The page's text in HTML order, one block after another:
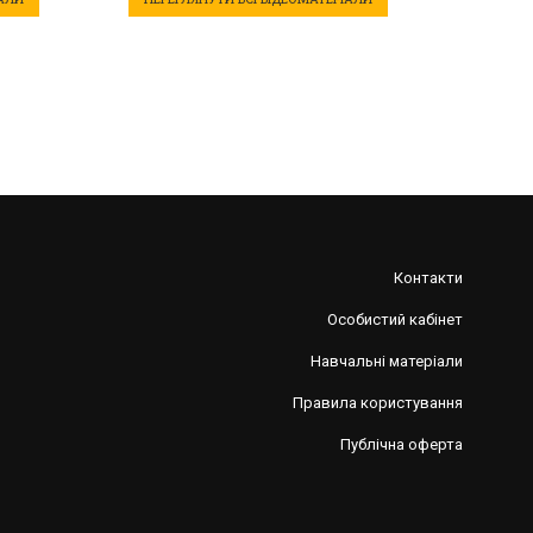
Контакти
Особистий кабінет
Навчальні матеріали
Правила користування
Публiчна оферта